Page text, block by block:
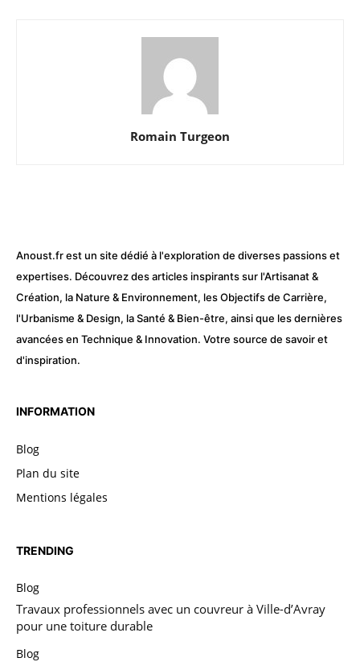
Romain Turgeon
Anoust.fr est un site dédié à l'exploration de diverses passions et
expertises. Découvrez des articles inspirants sur l'Artisanat &
Création, la Nature & Environnement, les Objectifs de Carrière,
l'Urbanisme & Design, la Santé & Bien-être, ainsi que les dernières
avancées en Technique & Innovation. Votre source de savoir et
d'inspiration.
INFORMATION
Blog
Plan du site
Mentions légales
TRENDING
Blog
Travaux professionnels avec un couvreur à Ville-d’Avray
pour une toiture durable
Blog